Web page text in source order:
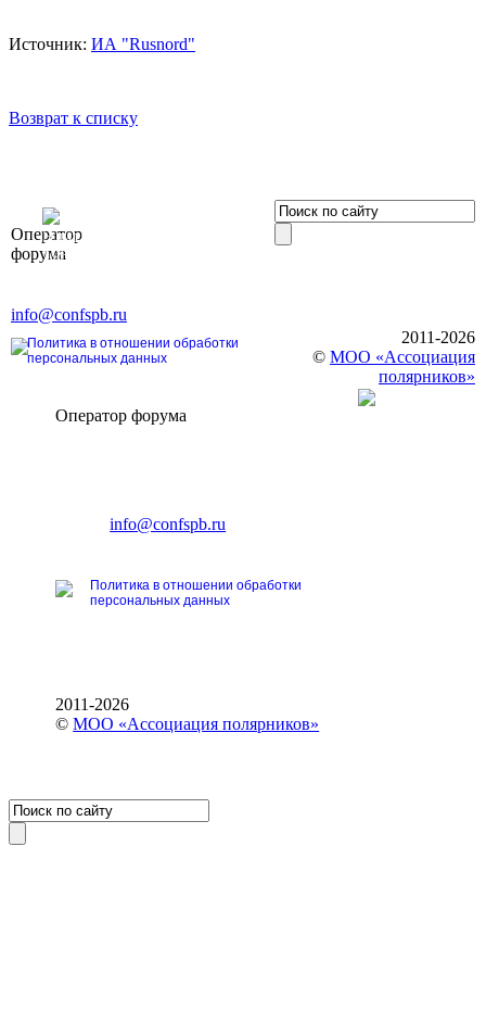
Источник: ИА "Rusnord"
Возврат к списку
Оператор
форума
Элит»
196191, г. Санкт-Петербург,
info@confspb.ru
Политика в отношении обработки
персональных данных
2011-2026
© МОО «Ассоциация
полярников»
Оператор форума
E-mail:info@confspb.ru
Политика в отношении обработки
персональных данных
2011-2026
©МОО «Ассоциация полярников»